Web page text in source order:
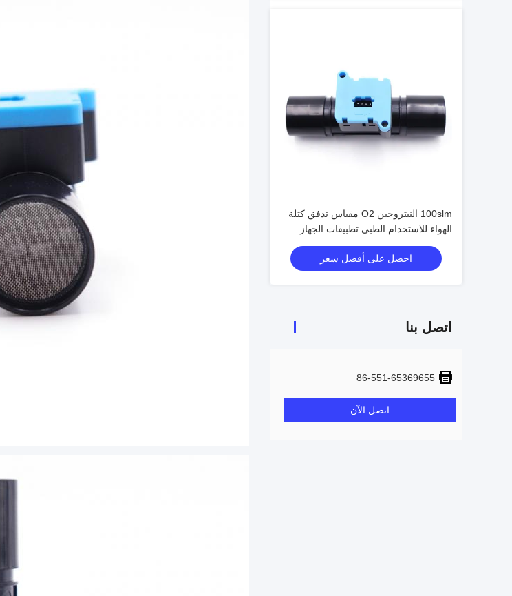
100slm النيتروجين O2 مقياس تدفق كتلة
الهواء للاستخدام الطبي تطبيقات الجهاز
التنفسي
احصل على أفضل سعر
اتصل بنا
86-551-65369655
اتصل الآن